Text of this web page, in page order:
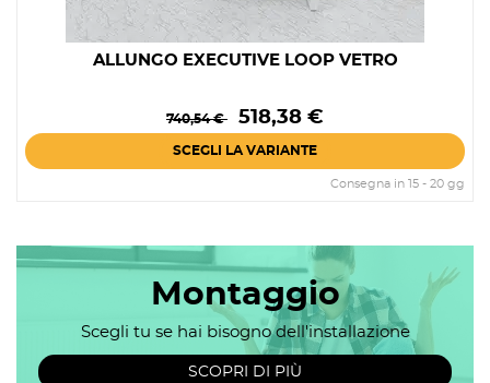
ALLUNGO EXECUTIVE LOOP VETRO
Prezzo
Prezzo
base
740,54 € 518,38 €
SCEGLI LA VARIANTE
Consegna in 15 - 20 gg
Montaggio
Scegli tu se hai bisogno dell'installazione
SCOPRI DI PIÙ